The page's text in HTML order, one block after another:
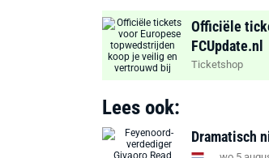
Officiële
FCUpdate.nl
Ticketshop
Lees ook:
Dramatisch